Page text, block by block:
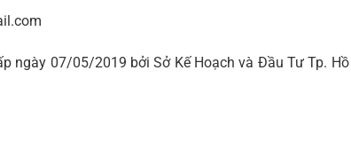
ngày 07/05/2019 bởi Sở Kế Hoạch và Đầu Tư Tp. Hồ